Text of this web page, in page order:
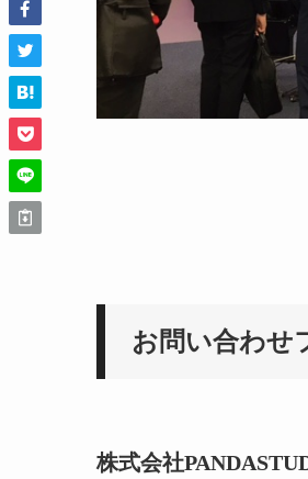
お問い合わせ
株式会社